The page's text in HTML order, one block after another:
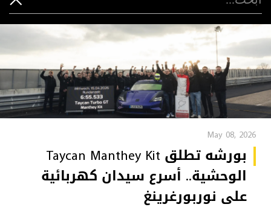
May 08, 2026
بورشه تطلق Taycan Manthey Kit
الوحشية.. أسرع سيدان كهربائية
على نوربورغرينغ